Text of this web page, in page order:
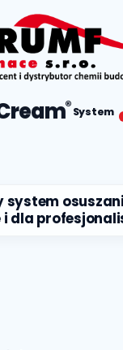
®System
system
i dla